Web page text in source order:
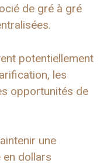
de gré à gré
potentiellement
les
opportunités de
une
en dollars